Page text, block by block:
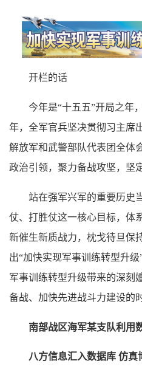
开栏的话
今年是“十五五”开局之年
年，全军官兵坚决贯彻习主席
解放军和武警部队代表团全体
政治引领，聚力备战攻坚，坚
站在强军兴军的重要历史
仗、打胜仗这一核心目标，体
新催生新质战力，枕戈待旦保
出“加快实现军事训练转型升
军事训练转型升级带来的深刻
备战、加快先进战斗力建设的
南部战区海军某支队利
八方信息汇入数据库 仿真